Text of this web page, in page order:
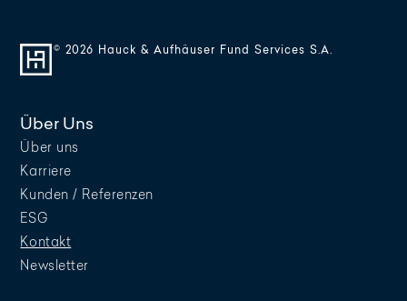
© 2026 Hauck & Aufhäuser Fund Services S.A.
Über Uns
Über uns
Karriere
Kunden / Referenzen
ESG
Kontakt
Newsletter